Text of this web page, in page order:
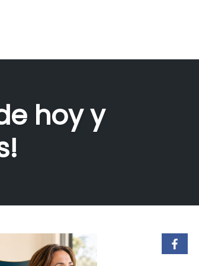
hoy y